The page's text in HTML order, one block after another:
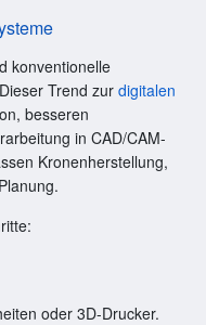
konventionelle
Trend zur digitalen
besseren
in CAD/CAM-
Kronenherstellung,
oder 3D-Drucker.